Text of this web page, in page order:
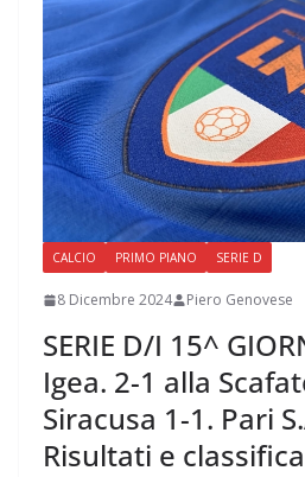
CALCIO PRIMO PIANO SERIE D
8 Dicembre 2024 Piero Genovese
SERIE D/I 15^
Igea. 2-1 alla
Siracusa 1-1. Pari
Risultati e classifica